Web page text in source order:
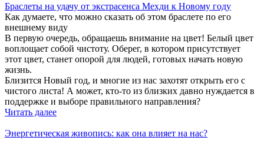
Браслеты на удачу от экстрасенса Мехди к Новому году
Как думаете, что можно сказать об этом браслете по его
внешнему виду
В первую очередь, обращаешь внимание на цвет! Белый цвет
воплощает собой чистоту. Оберег, в котором присутствует
этот цвет, станет опорой для людей, готовых начать новую
жизнь.
Близится Новый год, и многие из нас захотят открыть его с
чистого листа! А может, кто-то из близких давно нуждается в
поддержке и выборе правильного направления?
Читать далее
Энергетическая живопись: как она влияет на нас?